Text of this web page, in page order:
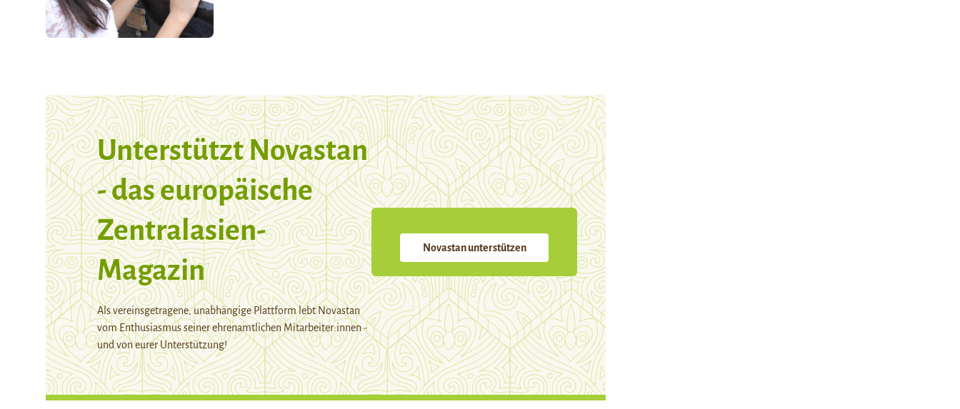
Unterstützt Novastan
- das europäische
Zentralasien-
Magazin
Als vereinsgetragene, unabhängige Plattform lebt Novastan
vom Enthusiasmus seiner ehrenamtlichen Mitarbeiter:innen -
und von eurer Unterstützung!
Novastan unterstützen